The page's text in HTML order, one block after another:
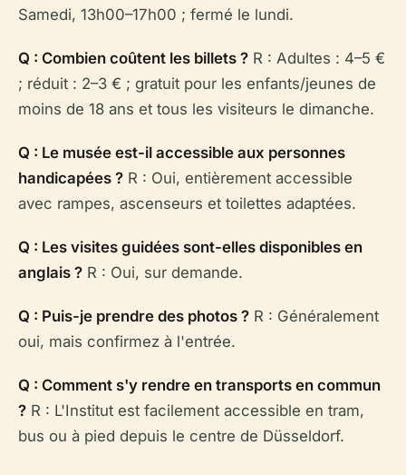
Samedi, 13h00–17h00 ; fermé le lundi.
Q : Combien coûtent les billets ? R : Adultes : 4–5 €
; réduit : 2–3 € ; gratuit pour les enfants/jeunes de
moins de 18 ans et tous les visiteurs le dimanche.
Q : Le musée est-il accessible aux personnes
handicapées ? R : Oui, entièrement accessible
avec rampes, ascenseurs et toilettes adaptées.
Q : Les visites guidées sont-elles disponibles en
anglais ? R : Oui, sur demande.
Q : Puis-je prendre des photos ? R : Généralement
oui, mais confirmez à l'entrée.
Q : Comment s'y rendre en transports en commun
? R : L'Institut est facilement accessible en tram,
bus ou à pied depuis le centre de Düsseldorf.